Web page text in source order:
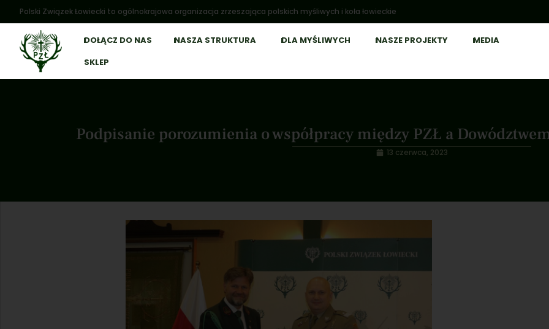
Polski Związek Łowiecki to ogólnokrajowa organizacja zrzeszająca polskich myśliwych i koła łowieckie
DOŁĄCZ DO NAS NASZA STRUKTURA DLA MYŚLIWYCH NASZE PROJEKTY
MEDIA
SKLEP
Podpisanie porozumienia o współpracy między PZŁ a
13 czerwca, 2023